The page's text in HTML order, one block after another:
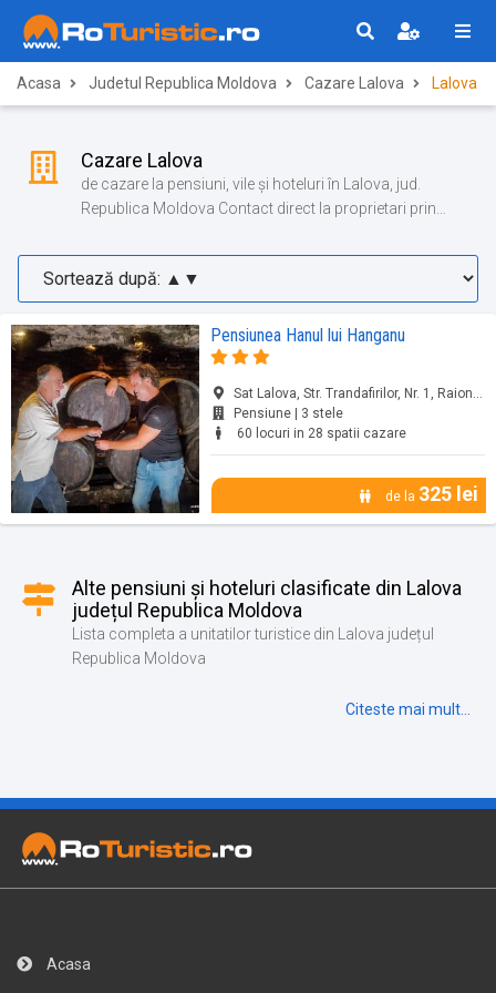
Acasa Judetul Republica Moldova Cazare Lalova Lalova
Cazare Lalova
de cazare la pensiuni, vile și hoteluri în Lalova, jud.
Republica Moldova Contact direct la proprietari prin
Pensiunea Hanul lui Hanganu
Sat Lalova, Str. Trandafirilor, Nr. 1, Raionul..., Rezina, jud. Republica Moldova
Pensiune | 3 stele
60 locuri in 28 spatii cazare
de la 325 lei
Alte pensiuni și hoteluri clasificate din Lalova
județul Republica Moldova
Lista completa a unitatilor turistice din Lalova județul
Republica Moldova
Citeste mai mult...
Acasa